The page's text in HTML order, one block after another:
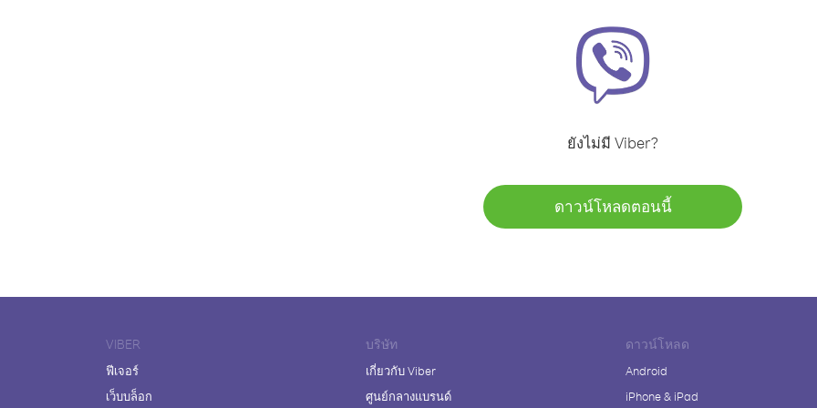
ยังไม่มี Viber?
ดาวน์โหลดตอนนี้
VIBER
ฟีเจอร์
เว็บบล็อก
บริษัท
เกี่ยวกับ Viber
ศูนย์กลางแบรนด์
ดาวน์โหลด
Android
iPhone & iPad